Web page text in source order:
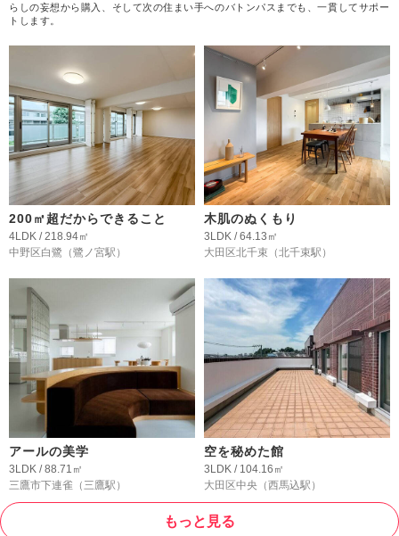
らしの妄想から購入、そして次の住まい手へのバトンパスまでも、一貫してサポー
トします。
200㎡超だからできること
4LDK / 218.94㎡
中野区白鷺 （鷺ノ宮駅）
木肌のぬくもり
3LDK / 64.13㎡
大田区北千束 （北千束駅）
アールの美学
3LDK / 88.71㎡
三鷹市下連雀 （三鷹駅）
空を秘めた館
3LDK / 104.16㎡
大田区中央 （西馬込駅）
もっと見る